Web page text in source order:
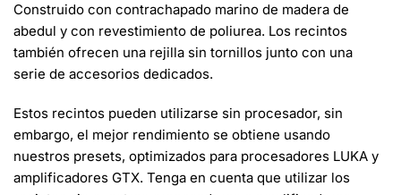
Construido con contrachapado marino de madera de
abedul y con revestimiento de poliurea. Los recintos
también ofrecen una rejilla sin tornillos junto con una
serie de accesorios dedicados.
Estos recintos pueden utilizarse sin procesador, sin
embargo, el mejor rendimiento se obtiene usando
nuestros presets, optimizados para procesadores LUKA y
amplificadores GTX. Tenga en cuenta que utilizar los